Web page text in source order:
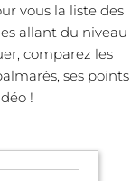
vous la liste des
allant du niveau
comparez les
ses points
!